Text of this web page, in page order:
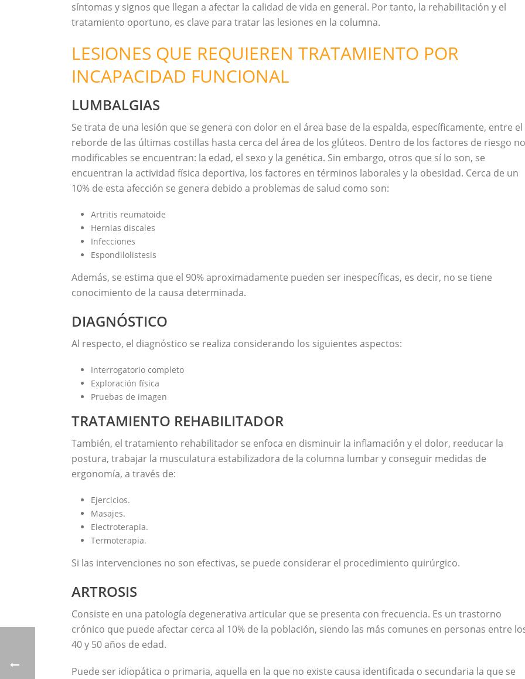
síntomas y signos que llegan a afectar la calidad de vida en general. Por tanto, la rehabilitación y el
tratamiento oportuno, es clave para tratar las lesiones en la columna.
LESIONES QUE REQUIEREN TRATAMIENTO POR
INCAPACIDAD FUNCIONAL
LUMBALGIAS
Se trata de una lesión que se genera con dolor en el área base de la espalda, específicamente, entre el
reborde de las últimas costillas hasta cerca del área de los glúteos. Dentro de los factores de riesgo no
modificables se encuentran: la edad, el sexo y la genética. Sin embargo, otros que sí lo son, se
encuentran la actividad física deportiva, los factores en términos laborales y la obesidad. Cerca de un
10% de esta afección se genera debido a problemas de salud como son:
Artritis reumatoide
Hernias discales
Infecciones
Espondilolistesis
Además, se estima que el 90% aproximadamente pueden ser inespecíficas, es decir, no se tiene
conocimiento de la causa determinada.
DIAGNÓSTICO
Al respecto, el diagnóstico se realiza considerando los siguientes aspectos:
Interrogatorio completo
Exploración física
Pruebas de imagen
TRATAMIENTO REHABILITADOR
También, el tratamiento rehabilitador se enfoca en disminuir la inflamación y el dolor, reeducar la
postura, trabajar la musculatura estabilizadora de la columna lumbar y conseguir medidas de
ergonomía, a través de:
Ejercicios.
Masajes.
Electroterapia.
Termoterapia.
Si las intervenciones no son efectivas, se puede considerar el procedimiento quirúrgico.
ARTROSIS
Consiste en una patología degenerativa articular que se presenta con frecuencia. Es un trastorno
crónico que puede afectar cerca al 10% de la población, siendo las más comunes en personas entre
40 y 50 años de edad.
Puede ser idiopática o primaria, aquella en la que no existe causa identificada o secundaria la que se